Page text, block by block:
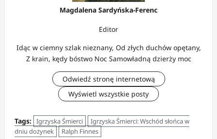
Magdalena Sardyńska-Ferenc
Editor
Idąc w ciemny szlak nieznany, Od złych duchów opętany,
Z krain, kędy bóstwo Noc Samowładną dzierży moc
Odwiedź stronę internetową
Wyświetl wszystkie posty
Tags: Igrzyska Śmierci
Igrzyska Śmierci: Wschód słońca w
dniu dożynek
Ralph Finnes